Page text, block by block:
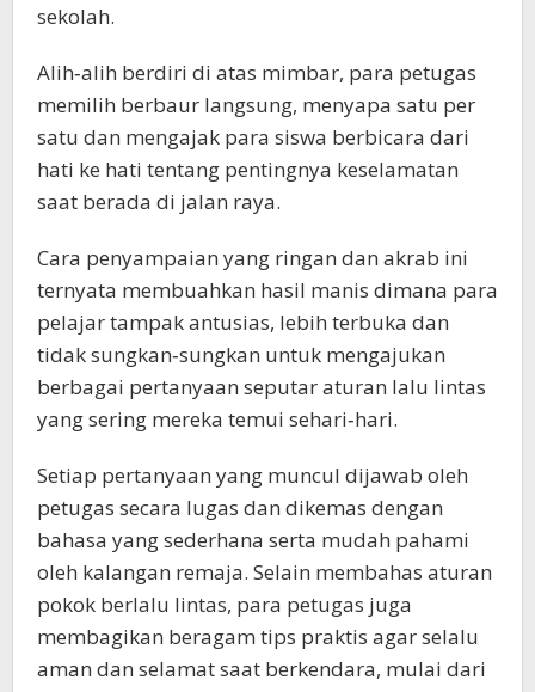
sekolah.
Alih‑alih berdiri di atas mimbar, para petugas
memilih berbaur langsung, menyapa satu per
satu dan mengajak para siswa berbicara dari
hati ke hati tentang pentingnya keselamatan
saat berada di jalan raya.
Cara penyampaian yang ringan dan akrab ini
ternyata membuahkan hasil manis dimana para
pelajar tampak antusias, lebih terbuka dan
tidak sungkan‑sungkan untuk mengajukan
berbagai pertanyaan seputar aturan lalu lintas
yang sering mereka temui sehari‑hari.
Setiap pertanyaan yang muncul dijawab oleh
petugas secara lugas dan dikemas dengan
bahasa yang sederhana serta mudah pahami
oleh kalangan remaja. Selain membahas aturan
pokok berlalu lintas, para petugas juga
membagikan beragam tips praktis agar selalu
aman dan selamat saat berkendara, mulai dari